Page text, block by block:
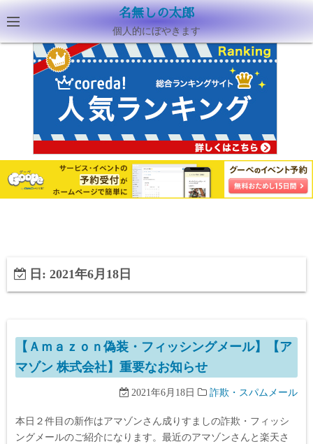
名無しの太郎
個人的にぼやきます
日: 2021年6月18日
【Ａｍａｚｏｎ偽装・フィッシングメール】【ア
マゾン 株式会社】重要なお知らせ
2021年6月18日 詐欺・スパムメール
本日２件目の新作はアマゾンさん成りすましの詐欺・フィッシ
ングメールのご紹介になります。最近のアマゾンさんと楽天さ